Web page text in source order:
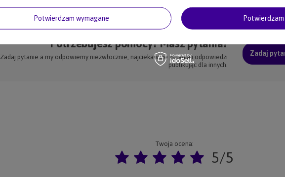
Potrzebujesz pomocy? Masz pytania?
Zadaj pytanie a my odpowiemy niezwłocznie, najciekawsze pytania i odpowiedzi
publikując dla innych.
Zadaj
Twoja ocena:
5/5
Potwierdzam wymagane